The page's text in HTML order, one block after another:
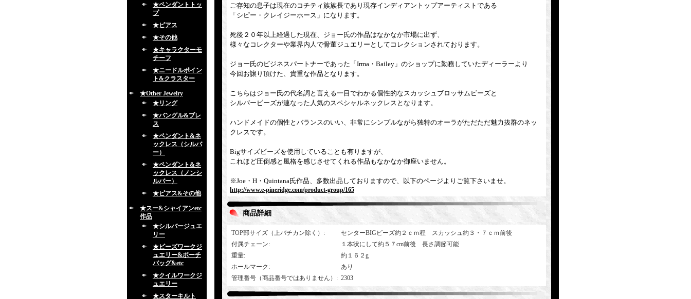
★ペンダントトッ
プ
★ピアス
★その他
★キャラクターモ
チーフ
★ニードルポイン
ト&クラスター
★Other Jewelry
★リング
★バングル&ブレ
ス
★ペンダント&ネ
ックレス（シルバ
ー）
★ペンダント&ネ
ックレス（ノンシ
ルバー）
★ピアス&その他
★スー&シャイアンetc
作品
★シルバージュエ
リー
★ビーズワークジ
ュエリー&ポーチ
バッグ&etc
★クイルワークジ
ュエリー
★スターキルト
ご存知の息子は現在のコチティ族族長であり現存インディアントップアーティストである
「シピー・クレイジーホース」になります。
死後２０年以上経過した現在、ジョー氏の作品はなかなか市場に出ず、
様々なコレクターや業界内人で骨董ジュエリーとしてコレクションされております。
ジョー氏のビジネスパートナーであった「Irma・Bailey」のショップに勤務していたディーラーより
今回お譲り頂けた、貴重な作品となります。
こちらはジョー氏の代名詞と言える一目でわかる個性的なスカッシュブロッサムビーズと
シルバービーズが連なった人気のスペシャルネックレスとなります。
ハンドメイドの個性とバランスのいい、非常にシンプルながら独特のオーラがただただ魅力抜群のネッ
クレスです。
Bigサイズビーズを使用していることも有りますが、
これほど圧倒感と風格を感じさせてくれる作品もなかなか御座いません。
※Joe・H・Quintana氏作品、多数出品しておりますので、以下のページよりご覧下さいませ。
http://www.e-pineridge.com/product-group/165
商品詳細
TOP部サイズ（上バチカン除く） :
センターBIGビーズ約２ｃｍ程 スカッシュ約３・７ｃｍ前後
付属チェーン:
１本状にして約５７cm前後 長さ調節可能
重量:
約１６２g
ホールマーク :
あり
管理番号（商品番号ではありません） : 2303